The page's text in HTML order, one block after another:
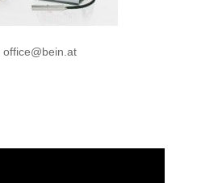
office@bein.at